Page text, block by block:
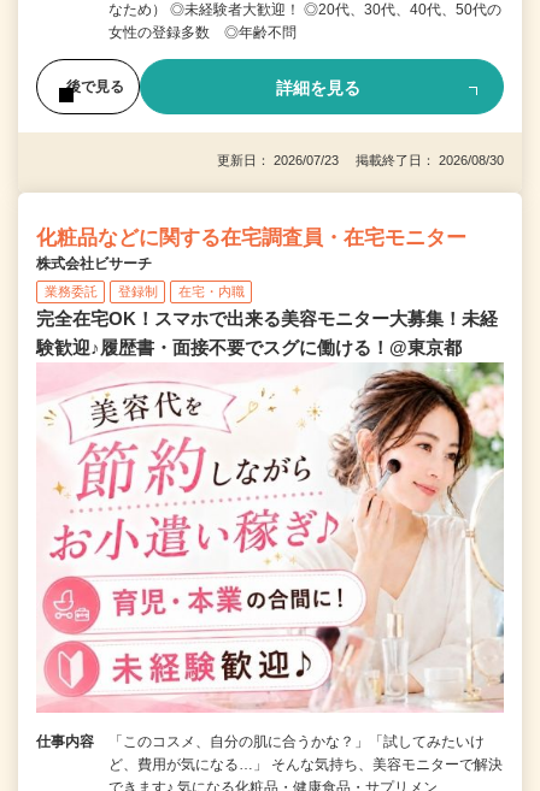
なため） ◎未経験者大歓迎！ ◎20代、30代、40代、50代の
女性の登録多数 ◎年齢不問
後で見る 詳細を見る
更新日： 2026/07/23 掲載終了日： 2026/08/30
化粧品などに関する在宅調査員・在宅モニター
株式会社ビサーチ
業務委託 登録制 在宅・内職
完全在宅OK！スマホで出来る美容モニター大募集！未経
験歓迎♪履歴書・面接不要でスグに働ける！@東京都
仕事内容
「このコスメ、自分の肌に合うかな？」「試してみたいけ
ど、費用が気になる…」 そんな気持ち、美容モニターで解決